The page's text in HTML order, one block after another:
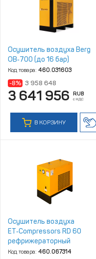
Осушитель воздуха Berg
ОВ‑700 (до 16 бар)
Код товара: 460.031603
-8% 3 958 648
3 641 956 RUB
с НДС
В КОРЗИНУ
Осушитель воздуха
ET‑Compressors RD 60
рефрижераторный
Код товара: 460.067314